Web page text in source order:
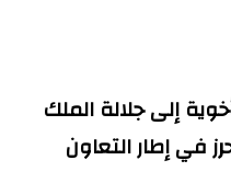
إلى جلالة الملك
في إطار التعاون